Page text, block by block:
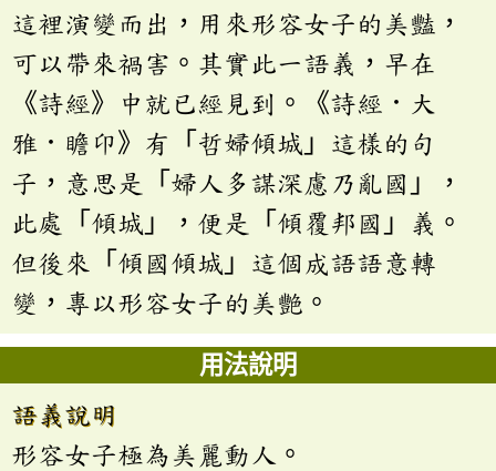
這裡演變而出，用來形容女子的美豔，
可以帶來禍害。其實此一語義，早在
《詩經》中就已經見到。《詩經．大
雅．瞻卬》有「哲婦傾城」這樣的句
子，意思是「婦人多謀深慮乃亂國」，
此處「傾城」，便是「傾覆邦國」義。
但後來「傾國傾城」這個成語語意轉
變，專以形容女子的美艷。
用法說明
語義說明
形容女子極為美麗動人。